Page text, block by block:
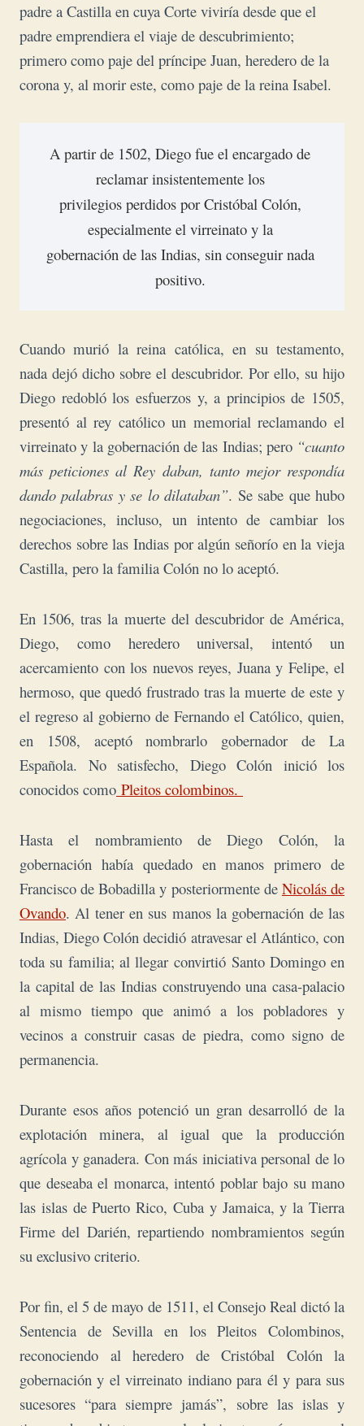
padre a Castilla en cuya Corte viviría desde que el
padre emprendiera el viaje de descubrimiento;
primero como paje del príncipe Juan, heredero de la
corona y, al morir este, como paje de la reina Isabel.
A partir de 1502, Diego fue el encargado de
reclamar insistentemente los
privilegios perdidos por Cristóbal Colón,
especialmente el virreinato y la
gobernación de las Indias, sin conseguir nada
positivo.
Cuando murió la reina católica, en su testamento,
nada dejó dicho sobre el descubridor. Por ello, su hijo
Diego redobló los esfuerzos y, a principios de 1505,
presentó al rey católico un memorial reclamando el
virreinato y la gobernación de las Indias; pero “cuanto
más peticiones al Rey daban, tanto mejor respondía
dando palabras y se lo dilataban”. Se sabe que hubo
negociaciones, incluso, un intento de cambiar los
derechos sobre las Indias por algún señorío en la vieja
Castilla, pero la familia Colón no lo aceptó.
En 1506, tras la muerte del descubridor de América,
Diego, como heredero universal, intentó un
acercamiento con los nuevos reyes, Juana y Felipe, el
hermoso, que quedó frustrado tras la muerte de este y
el regreso al gobierno de Fernando el Católico, quien,
en 1508, aceptó nombrarlo gobernador de La
Española. No satisfecho, Diego Colón inició los
conocidos como Pleitos colombinos.
Hasta el nombramiento de Diego Colón, la
gobernación había quedado en manos primero de
Francisco de Bobadilla y posteriormente de Nicolás de
Ovando. Al tener en sus manos la gobernación de las
Indias, Diego Colón decidió atravesar el Atlántico, con
toda su familia; al llegarconvirtió Santo Domingo en
la capital de las Indias construyendo una casa-palacio
al mismo tiempo que animó a los pobladores y
vecinos a construir casas de piedra, como signo de
permanencia.
Durante esos años potenció un gran desarrolló de la
explotación minera, al igual que la producción
agrícola y ganadera. Con más iniciativa personal de lo
que deseaba el monarca, intentó poblar bajo su mano
las islas de Puerto Rico, Cuba y Jamaica, y la Tierra
Firme del Darién, repartiendo nombramientos según
su exclusivo criterio.
Por fin, el 5 de mayo de 1511, el Consejo Real dictó la
Sentencia de Sevilla en los Pleitos Colombinos,
reconociendo al heredero de Cristóbal Colón la
gobernación y el virreinato indiano para él y para sus
sucesores “para siempre jamás”, sobre las islas y